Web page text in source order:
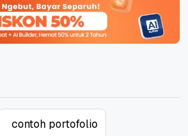
contoh portofolio